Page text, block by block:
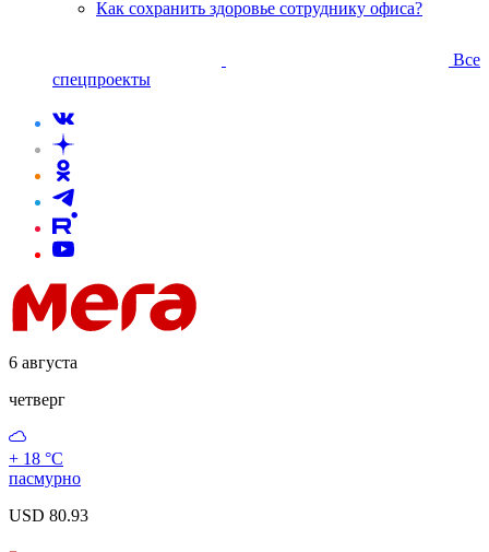
Как сохранить здоровье сотруднику офиса?
Все
спецпроекты
6 августа
четверг
+ 18 °С
пасмурно
USD 80.93